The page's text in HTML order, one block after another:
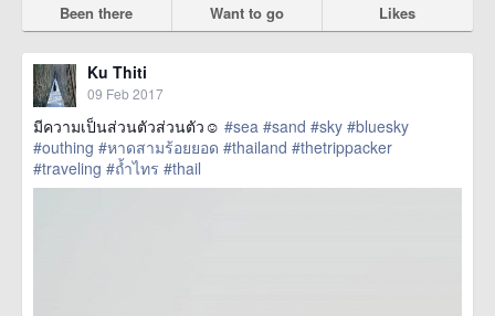
Been there Want to go Likes
Ku Thiti
09 Feb 2017
มีความเป็นส่วนตัวส่วนตัว☺ #sea #sand #sky #bluesky
#outhing #หาดสามร้อยยอด #thailand #thetrippacker
#traveling #ถ้ำไทร #thail
href=https://m.thetrippacker.com/en/image/location/203046>